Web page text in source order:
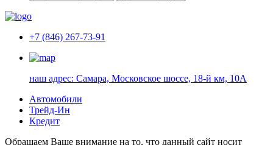
+7 (846) 267-73-91
наш адрес: Самара, Московское шоссе, 18-й км, 10А
Автомобили
Трейд-Ин
Кредит
Обращаем Ваше внимание на то, что данный сайт носит